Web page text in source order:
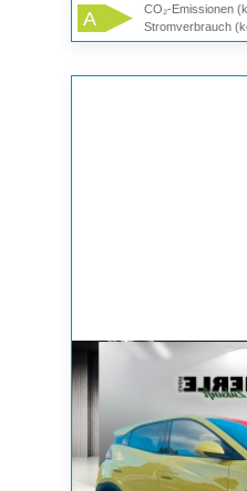
A
CO₂-Emissionen
Stromverbrauch